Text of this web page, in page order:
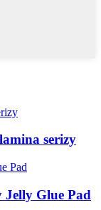
serizy
Glue Pad